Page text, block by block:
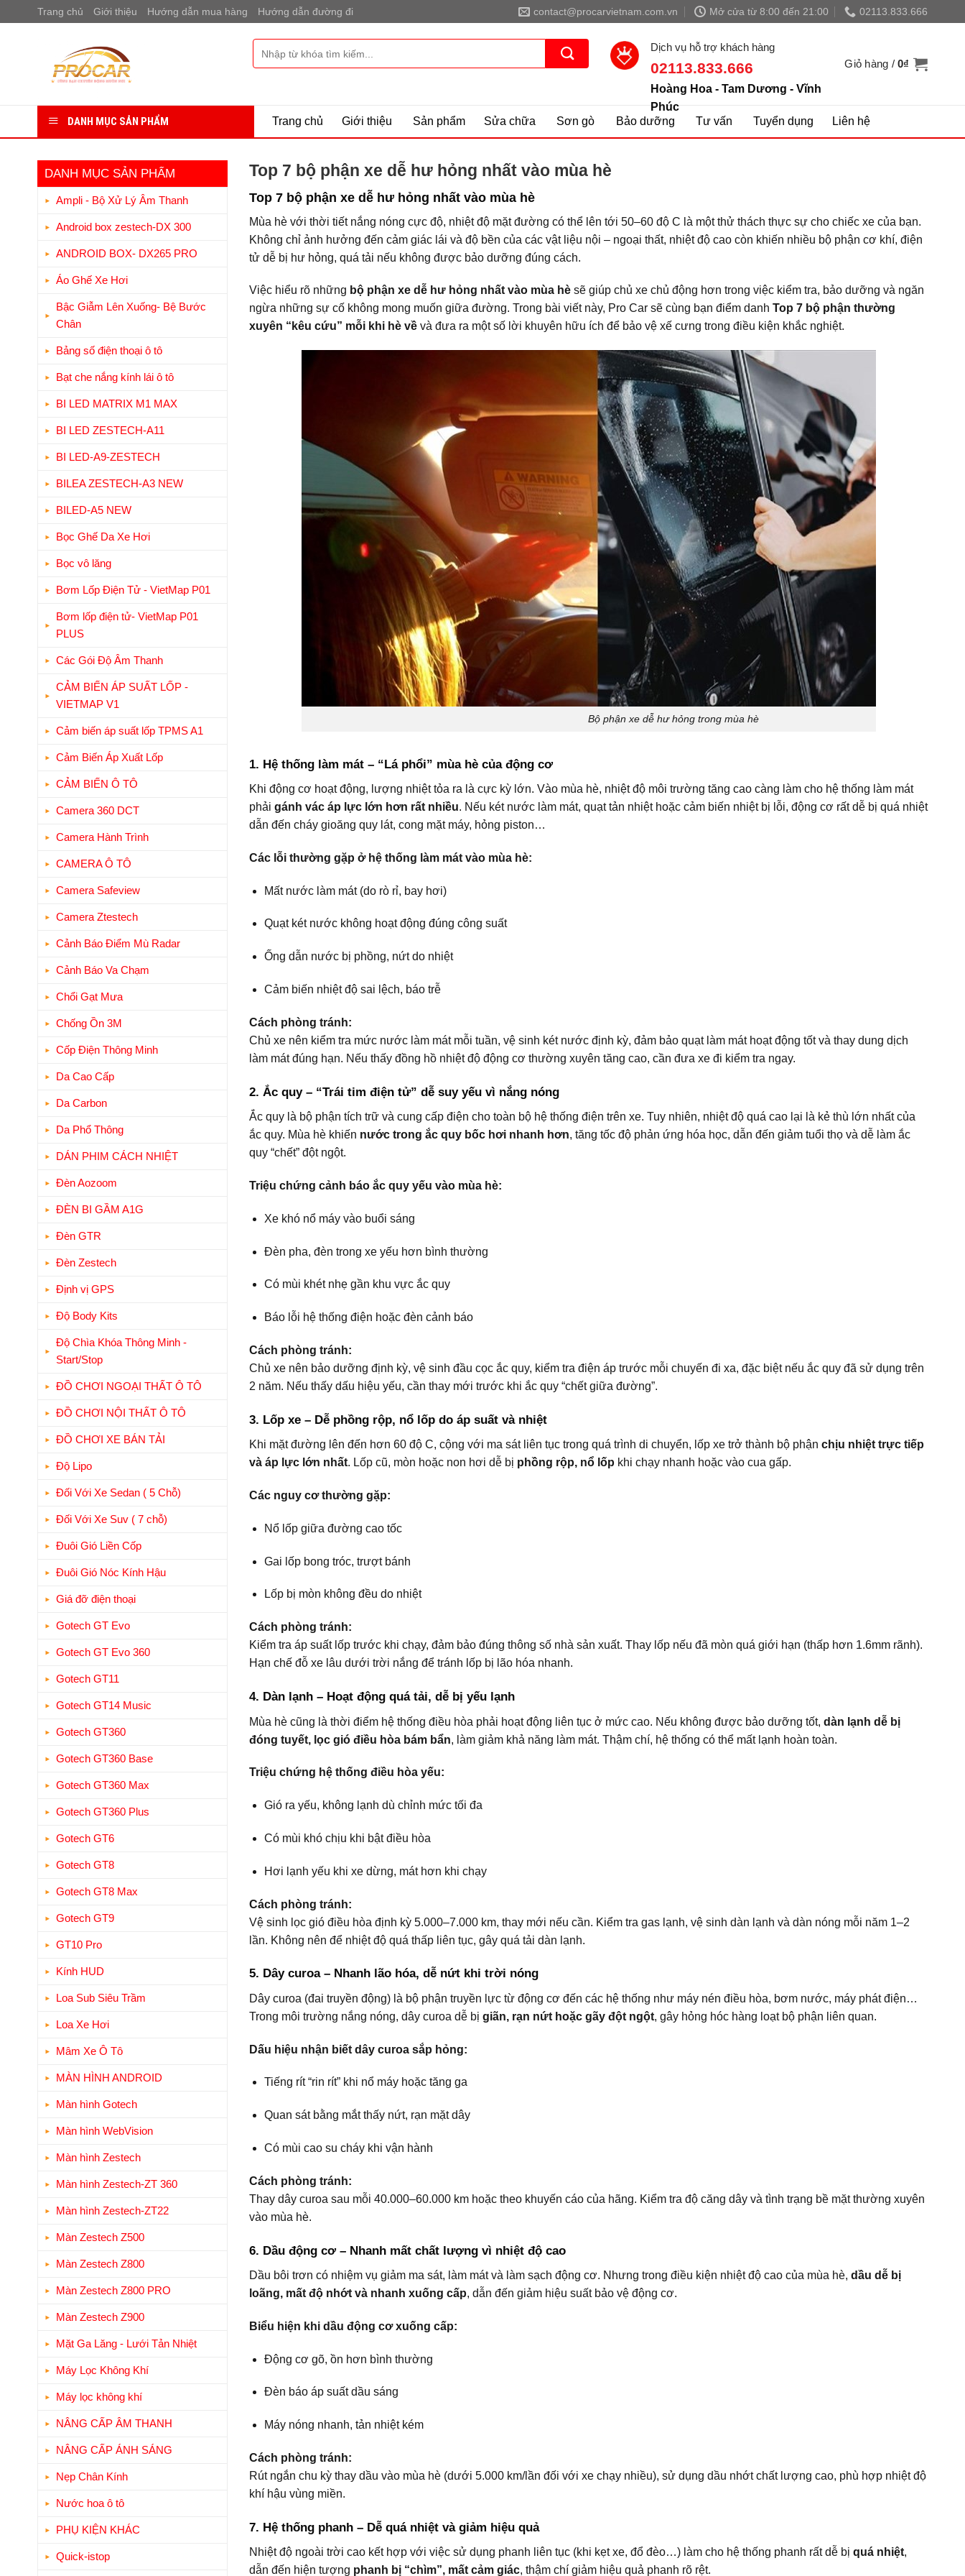
qua
Trang chủ Giới thiệu Hướng dẫn mua hàng Hướng dẫn đường đi contact@procarvietnam.com.vn Mở cửa từ 8:00 đến 21:00 02113.833.666
kiếm:
Dịch vụ hỗ trợ khách hàng
02113.833.666
Hoàng Hoa - Tam Dương - Vĩnh
Phúc
Giỏ hàng /0₫
DANH MỤC SẢN PHẨM Trang chủ Giới thiệu Sản phẩm Sửa chữa Sơn gò Bảo dưỡng Tư vấn Tuyển dụng Liên hệ
DANH MỤC SẢN PHẨM
Ampli - Bộ Xử Lý Âm Thanh
Android box zestech-DX 300
ANDROID BOX- DX265 PRO
Áo Ghế Xe Hơi
Bậc Giẫm Lên Xuống- Bệ Bước
Chân
Bảng số điện thoại ô tô
Bạt che nắng kính lái ô tô
BI LED MATRIX M1 MAX
BI LED ZESTECH-A11
BI LED-A9-ZESTECH
BILEA ZESTECH-A3 NEW
BILED-A5 NEW
Bọc Ghế Da Xe Hơi
Bọc vô lăng
Bơm Lốp Điện Tử - VietMap P01
Bơm lốp điện tử- VietMap P01
PLUS
Các Gói Độ Âm Thanh
CẢM BIẾN ÁP SUẤT LỐP -
VIETMAP V1
Cảm biến áp suất lốp TPMS A1
Cảm Biến Áp Xuất Lốp
CẢM BIẾN Ô TÔ
Camera 360 DCT
Camera Hành Trình
CAMERA Ô TÔ
Camera Safeview
Camera Ztestech
Cảnh Báo Điểm Mù Radar
Cảnh Báo Va Chạm
Chổi Gạt Mưa
Chống Ồn 3M
Cốp Điện Thông Minh
Da Cao Cấp
Da Carbon
Da Phổ Thông
DÁN PHIM CÁCH NHIỆT
Đèn Aozoom
ĐÈN BI GẦM A1G
Đèn GTR
Đèn Zestech
Định vị GPS
Độ Body Kits
Độ Chìa Khóa Thông Minh -
Start/Stop
ĐỒ CHƠI NGOẠI THẤT Ô TÔ
ĐỒ CHƠI NỘI THẤT Ô TÔ
ĐỒ CHƠI XE BÁN TẢI
Độ Lipo
Đối Với Xe Sedan ( 5 Chỗ)
Đối Với Xe Suv ( 7 chỗ)
Đuôi Gió Liền Cốp
Đuôi Gió Nóc Kính Hậu
Giá đỡ điện thoại
Gotech GT Evo
Gotech GT Evo 360
Gotech GT11
Gotech GT14 Music
Gotech GT360
Gotech GT360 Base
Gotech GT360 Max
Gotech GT360 Plus
Gotech GT6
Gotech GT8
Gotech GT8 Max
Gotech GT9
GT10 Pro
Kính HUD
Loa Sub Siêu Trầm
Loa Xe Hơi
Mâm Xe Ô Tô
MÀN HÌNH ANDROID
Màn hình Gotech
Màn hình WebVision
Màn hình Zestech
Màn hình Zestech-ZT 360
Màn hình Zestech-ZT22
Màn Zestech Z500
Màn Zestech Z800
Màn Zestech Z800 PRO
Màn Zestech Z900
Mặt Ga Lăng - Lưới Tản Nhiệt
Máy Lọc Không Khí
Máy lọc không khí
NÂNG CẤP ÂM THANH
NÂNG CẤP ÁNH SÁNG
Nẹp Chân Kính
Nước hoa ô tô
PHỤ KIỆN KHÁC
Quick-istop
Top 7 bộ phận xe dễ hư hỏng nhất vào mùa hè
Top 7 bộ phận xe dễ hư hỏng nhất vào mùa hè
Mùa hè với thời tiết nắng nóng cực độ, nhiệt độ mặt đường có thể lên tới 50–60 độ C là một thử thách thực sự cho chiếc xe của bạn.
Không chỉ ảnh hưởng đến cảm giác lái và độ bền của các vật liệu nội – ngoại thất, nhiệt độ cao còn khiến nhiều bộ phận cơ khí, điện
tử dễ bị hư hỏng, quá tải nếu không được bảo dưỡng đúng cách.
Việc hiểu rõ những bộ phận xe dễ hư hỏng nhất vào mùa hè sẽ giúp chủ xe chủ động hơn trong việc kiểm tra, bảo dưỡng và ngăn
ngừa những sự cố không mong muốn giữa đường. Trong bài viết này, Pro Car sẽ cùng bạn điểm danh Top 7 bộ phận thường
xuyên “kêu cứu” mỗi khi hè về và đưa ra một số lời khuyên hữu ích để bảo vệ xế cưng trong điều kiện khắc nghiệt.
Bộ phận xe dễ hư hỏng trong mùa hè
1. Hệ thống làm mát – “Lá phổi” mùa hè của động cơ
Khi động cơ hoạt động, lượng nhiệt tỏa ra là cực kỳ lớn. Vào mùa hè, nhiệt độ môi trường tăng cao càng làm cho hệ thống làm mát
phải gánh vác áp lực lớn hơn rất nhiều. Nếu két nước làm mát, quạt tản nhiệt hoặc cảm biến nhiệt bị lỗi, động cơ rất dễ bị quá nhiệt
dẫn đến cháy gioăng quy lát, cong mặt máy, hỏng piston…
Các lỗi thường gặp ở hệ thống làm mát vào mùa hè:
Mất nước làm mát (do rò rỉ, bay hơi)
Quạt két nước không hoạt động đúng công suất
Ống dẫn nước bị phồng, nứt do nhiệt
Cảm biến nhiệt độ sai lệch, báo trễ
Cách phòng tránh:
Chủ xe nên kiểm tra mức nước làm mát mỗi tuần, vệ sinh két nước định kỳ, đảm bảo quạt làm mát hoạt động tốt và thay dung dịch
làm mát đúng hạn. Nếu thấy đồng hồ nhiệt độ động cơ thường xuyên tăng cao, cần đưa xe đi kiểm tra ngay.
2. Ắc quy – “Trái tim điện tử” dễ suy yếu vì nắng nóng
Ắc quy là bộ phận tích trữ và cung cấp điện cho toàn bộ hệ thống điện trên xe. Tuy nhiên, nhiệt độ quá cao lại là kẻ thù lớn nhất của
ắc quy. Mùa hè khiến nước trong ắc quy bốc hơi nhanh hơn, tăng tốc độ phản ứng hóa học, dẫn đến giảm tuổi thọ và dễ làm ắc
quy “chết” đột ngột.
Triệu chứng cảnh báo ắc quy yếu vào mùa hè:
Xe khó nổ máy vào buổi sáng
Đèn pha, đèn trong xe yếu hơn bình thường
Có mùi khét nhẹ gần khu vực ắc quy
Báo lỗi hệ thống điện hoặc đèn cảnh báo
Cách phòng tránh:
Chủ xe nên bảo dưỡng định kỳ, vệ sinh đầu cọc ắc quy, kiểm tra điện áp trước mỗi chuyến đi xa, đặc biệt nếu ắc quy đã sử dụng trên
2 năm. Nếu thấy dấu hiệu yếu, cần thay mới trước khi ắc quy “chết giữa đường”.
3. Lốp xe – Dễ phồng rộp, nổ lốp do áp suất và nhiệt
Khi mặt đường lên đến hơn 60 độ C, cộng với ma sát liên tục trong quá trình di chuyển, lốp xe trở thành bộ phận chịu nhiệt trực tiếp
và áp lực lớn nhất. Lốp cũ, mòn hoặc non hơi dễ bị phồng rộp, nổ lốp khi chạy nhanh hoặc vào cua gấp.
Các nguy cơ thường gặp:
Nổ lốp giữa đường cao tốc
Gai lốp bong tróc, trượt bánh
Lốp bị mòn không đều do nhiệt
Cách phòng tránh:
Kiểm tra áp suất lốp trước khi chạy, đảm bảo đúng thông số nhà sản xuất. Thay lốp nếu đã mòn quá giới hạn (thấp hơn 1.6mm rãnh).
Hạn chế đỗ xe lâu dưới trời nắng để tránh lốp bị lão hóa nhanh.
4. Dàn lạnh – Hoạt động quá tải, dễ bị yếu lạnh
Mùa hè cũng là thời điểm hệ thống điều hòa phải hoạt động liên tục ở mức cao. Nếu không được bảo dưỡng tốt, dàn lạnh dễ bị
đóng tuyết, lọc gió điều hòa bám bẩn, làm giảm khả năng làm mát. Thậm chí, hệ thống có thể mất lạnh hoàn toàn.
Triệu chứng hệ thống điều hòa yếu:
Gió ra yếu, không lạnh dù chỉnh mức tối đa
Có mùi khó chịu khi bật điều hòa
Hơi lạnh yếu khi xe dừng, mát hơn khi chạy
Cách phòng tránh:
Vệ sinh lọc gió điều hòa định kỳ 5.000–7.000 km, thay mới nếu cần. Kiểm tra gas lạnh, vệ sinh dàn lạnh và dàn nóng mỗi năm 1–2
lần. Không nên để nhiệt độ quá thấp liên tục, gây quá tải dàn lạnh.
5. Dây curoa – Nhanh lão hóa, dễ nứt khi trời nóng
Dây curoa (đai truyền động) là bộ phận truyền lực từ động cơ đến các hệ thống như máy nén điều hòa, bơm nước, máy phát điện…
Trong môi trường nắng nóng, dây curoa dễ bị giãn, rạn nứt hoặc gãy đột ngột, gây hỏng hóc hàng loạt bộ phận liên quan.
Dấu hiệu nhận biết dây curoa sắp hỏng:
Tiếng rít “rin rít” khi nổ máy hoặc tăng ga
Quan sát bằng mắt thấy nứt, rạn mặt dây
Có mùi cao su cháy khi vận hành
Cách phòng tránh:
Thay dây curoa sau mỗi 40.000–60.000 km hoặc theo khuyến cáo của hãng. Kiểm tra độ căng dây và tình trạng bề mặt thường xuyên
vào mùa hè.
6. Dầu động cơ – Nhanh mất chất lượng vì nhiệt độ cao
Dầu bôi trơn có nhiệm vụ giảm ma sát, làm mát và làm sạch động cơ. Nhưng trong điều kiện nhiệt độ cao của mùa hè, dầu dễ bị
loãng, mất độ nhớt và nhanh xuống cấp, dẫn đến giảm hiệu suất bảo vệ động cơ.
Biểu hiện khi dầu động cơ xuống cấp:
Động cơ gõ, ồn hơn bình thường
Đèn báo áp suất dầu sáng
Máy nóng nhanh, tản nhiệt kém
Cách phòng tránh:
Rút ngắn chu kỳ thay dầu vào mùa hè (dưới 5.000 km/lần đối với xe chạy nhiều), sử dụng dầu nhớt chất lượng cao, phù hợp nhiệt độ
khí hậu vùng miền.
7. Hệ thống phanh – Dễ quá nhiệt và giảm hiệu quả
Nhiệt độ ngoài trời cao kết hợp với việc sử dụng phanh liên tục (khi kẹt xe, đổ đèo…) làm cho hệ thống phanh rất dễ bị quá nhiệt,
dẫn đến hiện tượng phanh bị “chìm”, mất cảm giác, thậm chí giảm hiệu quả phanh rõ rệt.